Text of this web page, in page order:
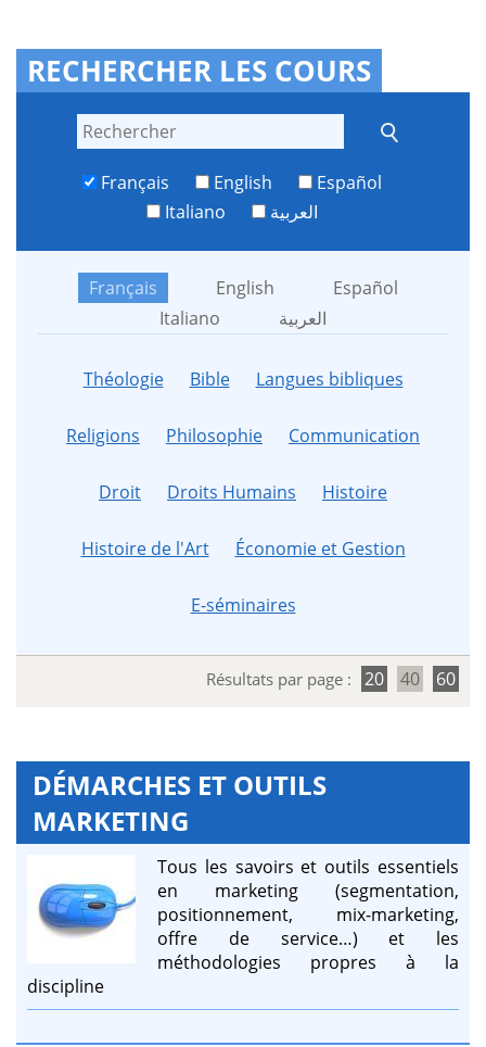
RECHERCHER LES COURS
Français English
Español
Italiano
العربية
Français English
Español
Italiano
العربية
Théologie Bible Langues bibliques
Religions Philosophie Communication
Droit Droits Humains Histoire
Histoire de l'Art Économie et Gestion
E-séminaires
Résultats par page : 20 40 60
DÉMARCHES ET OUTILS
MARKETING
Tous les savoirs et outils essentiels
en marketing (segmentation,
positionnement, mix-marketing,
offre de service…) et les
méthodologies propres à la
discipline